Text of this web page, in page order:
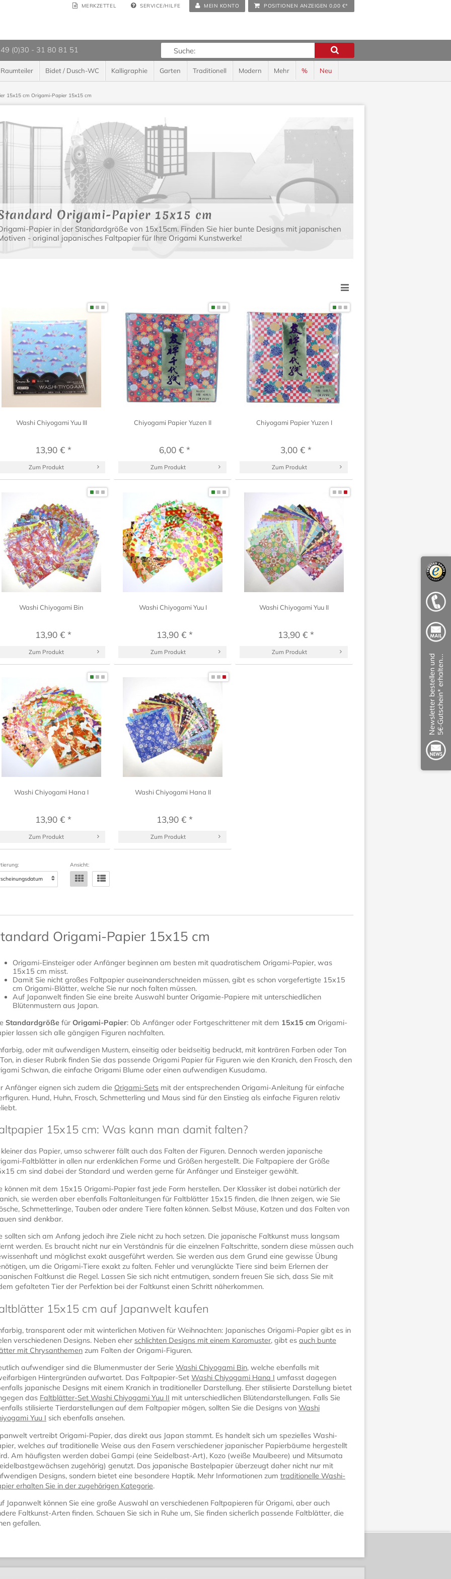
MERKZETTEL SERVICE/HILFE MEIN KONTO POSITIONEN ANZEIGEN 0,00 €*
(0)30 - 31 80 81 51
Raumteiler Bidet / Dusch-WC Kalligraphie Garten Traditionell Modern Mehr % Neu
15x15 cmOrigami-Papier 15x15 cm
Origami-Papier 15x15 cm
Papier in der Standardgröße von 15x15cm. Finden Sie hier bunte Designs mit japanischen
- original japanisches Faltpapier für Ihre Origami Kunstwerke!
Washi Chiyogami Yuu III
13,90 € *
Zum Produkt
Chiyogami Papier Yuzen II
6,00 € *
Zum Produkt
Chiyogami Papier Yuzen I
3,00 € *
Zum Produkt
Washi Chiyogami Bin
13,90 € *
Zum Produkt
Washi Chiyogami Yuu I
13,90 € *
Zum Produkt
Washi Chiyogami Yuu II
13,90 € *
Zum Produkt
Washi Chiyogami Hana I
13,90 € *
Zum Produkt
Washi Chiyogami Hana II
13,90 € *
Zum Produkt
Ansicht:
Origami-Papier 15x15 cm
Origami-Einsteiger oder Anfänger beginnen am besten mit quadratischem Origami-Papier, was
15x15 cm misst.
Damit Sie nicht großes Faltpapier auseinanderschneiden müssen, gibt es schon vorgefertigte 15x15
cm Origami-Blätter, welche Sie nur noch falten müssen.
Auf Japanwelt finden Sie eine breite Auswahl bunter Origamie-Papiere mit unterschiedlichen
Blütenmustern aus Japan.
Standardgröße für Origami-Papier: Ob Anfänger oder Fortgeschrittener mit dem 15x15 cm Origami-
lassen sich alle gängigen Figuren nachfalten.
oder mit aufwendigen Mustern, einseitig oder beidseitig bedruckt, mit konträren Farben oder Ton
in dieser Rubrik finden Sie das passende Origami Papier für Figuren wie den Kranich, den Frosch, den
Schwan, die einfache Origami Blume oder einen aufwendigen Kusudama.
Anfänger eignen sich zudem die Origami-Sets mit der entsprechenden Origami-Anleitung für einfache
Hund, Huhn, Frosch, Schmetterling und Maus sind für den Einstieg als einfache Figuren relativ
15x15 cm: Was kann man damit falten?
kleiner das Papier, umso schwerer fällt auch das Falten der Figuren. Dennoch werden japanische
Faltblätter in allen nur erdenklichen Forme und Größen hergestellt. Die Faltpapiere der Größe
cm sind dabei der Standard und werden gerne für Anfänger und Einsteiger gewählt.
können mit dem 15x15 Origami-Papier fast jede Form herstellen. Der Klassiker ist dabei natürlich der
sie werden aber ebenfalls Faltanleitungen für Faltblätter 15x15 finden, die Ihnen zeigen, wie Sie
Schmetterlinge, Tauben oder andere Tiere falten können. Selbst Mäuse, Katzen und das Falten von
sind denkbar.
sollten sich am Anfang jedoch ihre Ziele nicht zu hoch setzen. Die japanische Faltkunst muss langsam
werden. Es braucht nicht nur ein Verständnis für die einzelnen Faltschritte, sondern diese müssen auch
und möglichst exakt ausgeführt werden. Sie werden aus dem Grund eine gewisse Übung
um die Origami-Tiere exakt zu falten. Fehler und verunglückte Tiere sind beim Erlernen der
Faltkunst die Regel. Lassen Sie sich nicht entmutigen, sondern freuen Sie sich, dass Sie mit
gefalteten Tier der Perfektion bei der Faltkunst einen Schritt näherkommen.
15x15 cm auf Japanwelt kaufen
transparent oder mit winterlichen Motiven für Weihnachten: Japanisches Origami-Papier gibt es in
verschiedenen Designs. Neben eher schlichten Designs mit einem Karomuster, gibt es auch bunte
mit Chrysanthemen zum Falten der Origami-Figuren.
aufwendiger sind die Blumenmuster der Serie Washi Chiyogami Bin, welche ebenfalls mit
Hintergründen aufwartet. Das Faltpapier-Set Washi Chiyogami Hana I umfasst dagegen
japanische Designs mit einem Kranich in traditioneller Darstellung. Eher stilisierte Darstellung bietet
das Faltblätter-Set Washi Chiyogami Yuu II mit unterschiedlichen Blütendarstellungen. Falls Sie
stilisierte Tierdarstellungen auf dem Faltpapier mögen, sollten Sie die Designs von Washi
Yuu I sich ebenfalls ansehen.
vertreibt Origami-Papier, das direkt aus Japan stammt. Es handelt sich um spezielles Washi-
welches auf traditionelle Weise aus den Fasern verschiedener japanischer Papierbäume hergestellt
Am häufigsten werden dabei Gampi (eine Seidelbast-Art), Kozo (weiße Maulbeere) und Mitsumata
zugehörig) genutzt. Das japanische Bastelpapier überzeugt daher nicht nur mit
Designs, sondern bietet eine besondere Haptik. Mehr Informationen zum traditionelle Washi-
erhalten Sie in der zugehörigen Kategorie.
Japanwelt können Sie eine große Auswahl an verschiedenen Faltpapieren für Origami, aber auch
Faltkunst-Arten finden. Schauen Sie sich in Ruhe um, Sie finden sicherlich passende Faltblätter, die
gefallen.